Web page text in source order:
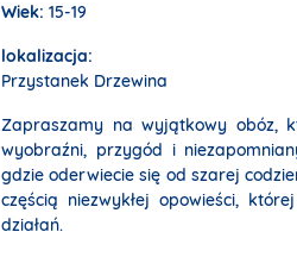
Wiek: 15-19
lokalizacja:
Przystanek Drzewina
Zapraszamy na wyjątkowy obóz,
wyobraźni, przygód i
gdzie oderwiecie się od szarej
częścią niezwykłej opowieści,
działań.